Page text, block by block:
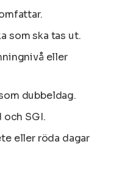
som ska tas ut.
eller
dubbeldag.
SGI.
eller röda dagar